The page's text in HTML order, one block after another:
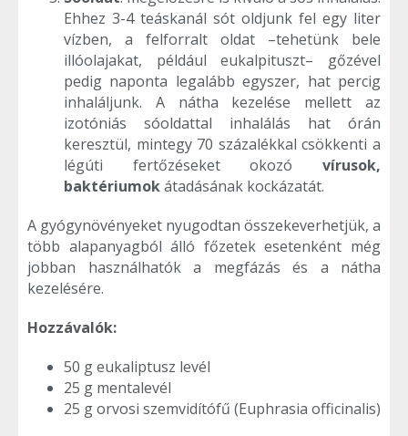
Ehhez 3-4 teáskanál sót oldjunk fel egy liter
vízben, a felforralt oldat –tehetünk bele
illóolajakat, például eukalpituszt– gőzével
pedig naponta legalább egyszer, hat percig
inhaláljunk. A nátha kezelése mellett az
izotóniás sóoldattal inhalálás hat órán
keresztül, mintegy 70 százalékkal csökkenti a
légúti fertőzéseket okozó vírusok,
baktériumokátadásának kockázatát.
A gyógynövényeket nyugodtan összekeverhetjük, a
több alapanyagból álló főzetek esetenként még
jobban használhatók a megfázás és a nátha
kezelésére.
Hozzávalók:
50 g eukaliptusz levél
25 g mentalevél
25 g orvosi szemvidítófű (Euphrasia officinalis)